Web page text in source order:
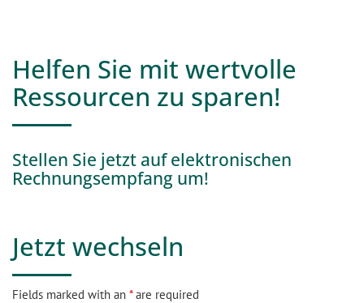
Helfen Sie mit wertvolle
Ressourcen zu sparen!
Stellen Sie jetzt auf elektronischen
Rechnungsempfang um!
Jetzt wechseln
Fields marked with an *are required